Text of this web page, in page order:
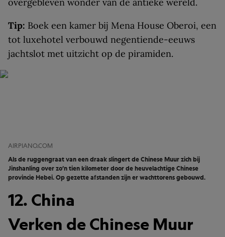
Tip: Boek een kamer bij Mena House Oberoi, een
tot luxehotel verbouwd negentiende-eeuws
jachtslot met uitzicht op de piramiden.
AIRPIANO.COM
Als de ruggengraat van een draak slingert de Chinese Muur zich bij
Jinshanling over zo’n tien kilometer door de heuvelachtige Chinese
provincie Hebei. Op gezette afstanden zijn er wachttorens gebouwd.
12. China
Verken de Chinese Muur